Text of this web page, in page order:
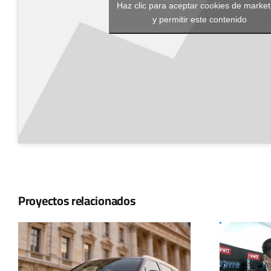
Haz clic para aceptar cookies de
y permitir este contenido
Proyectos relacionados